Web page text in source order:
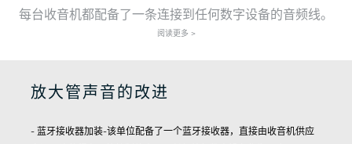
每台收音机都配备了一条连接到任何数字设备的音频线。
阅读更多 >
放大管声音的改进
- 蓝牙接收器加装-该单位配备了一个蓝牙接收器，直接由收音机供应